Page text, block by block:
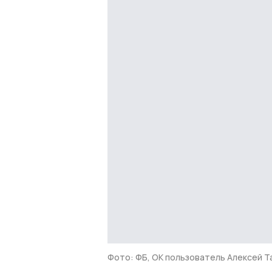
Фото: ФБ, ОК пользователь Алексей